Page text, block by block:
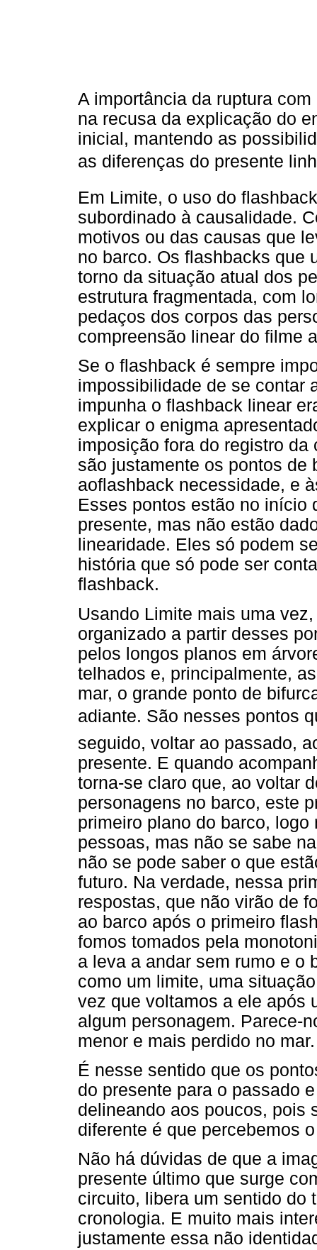
A importância da ruptura
na recusa da explicação do
inicial, mantendo as
as diferenças do presente
Em Limite, o uso do
subordinado à causalidade.
motivos ou das causas que
no barco. Os flashbacks que
torno da situação atual dos
estrutura fragmentada, com
pedaços dos corpos das
compreensão linear do filme
Se o flashback é sempre
impossibilidade de se contar
impunha o flashback linear
explicar o enigma
imposição fora do registro
são justamente os pontos de
aoflashback necessidade, e
Esses pontos estão no início
presente, mas não estão
linearidade. Eles só podem
história que só pode ser
flashback.
Usando Limite mais uma
organizado a partir desses
pelos longos planos em
telhados e, principalmente,
mar, o grande ponto de
adiante. São nesses pontos
seguido, voltar ao passado,
presente. E quando
torna-se claro que, ao voltar
personagens no barco, este
primeiro plano do barco,
pessoas, mas não se sabe
não se pode saber o que
futuro. Na verdade, nessa
respostas, que não virão de
ao barco após o primeiro
fomos tomados pela
a leva a andar sem rumo e o
como um limite, uma
vez que voltamos a ele após
algum personagem. Parece-
menor e mais perdido no mar.
É nesse sentido que os
do presente para o passado
delineando aos poucos, pois
diferente é que percebemos
Não há dúvidas de que a
presente último que surge
circuito, libera um sentido do
cronologia. E muito mais
justamente essa não